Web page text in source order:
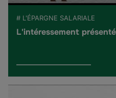
# L'ÉPARGNE SALARIALE
L'intéressement